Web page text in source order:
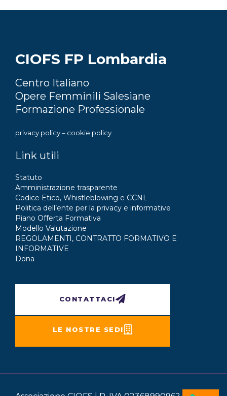
CIOFS FP Lombardia
Centro Italiano
Opere Femminili Salesiane
Formazione Professionale
privacy policy– cookie policy
Link utili
Statuto
Amministrazione trasparente
Codice Etico, Whistleblowing e CCNL
Politica dell’ente per la privacy e informative
Piano Offerta Formativa
Modello Valutazione
REGOLAMENTI, CONTRATTO FORMATIVO E
INFORMATIVE
Dona
CONTATTACI
LE NOSTRE SEDI